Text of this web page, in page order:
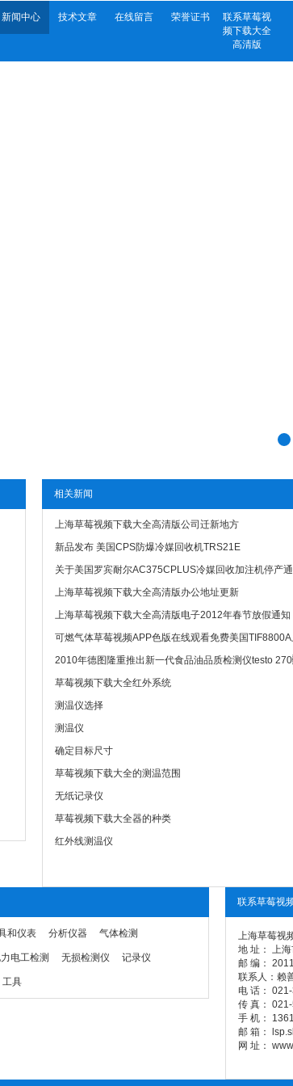
新闻中心 技术文章 在线留言 荣誉证书
联系草莓视
频下载大全
高清版
相关新闻
上海草莓视频下载大全高清版公司迁新地方
新品发布 美国CPS防爆冷媒回收机TRS21E
关于美国罗宾耐尔AC375CPLUS冷媒回收加注机停产
上海草莓视频下载大全高清版办公地址更新
上海草莓视频下载大全高清版电子2012年春节放假通知
可燃气体草莓视频APP色版在线观看免费美国
2010年德图隆重推出新一代食品油品质检测仪testo
草莓视频下载大全红外系统
测温仪选择
测温仪
确定目标尺寸
草莓视频下载大全的测温范围
无纸记录仪
草莓视频下载大全器的种类
红外线测温仪
和仪表 分析仪器 气体检测
电工检测 无损检测仪 记录仪
工具
联系草莓视
上海草莓视
地 址：
邮 编：
联系人：
电 话：
传 真：
手 机：
邮 箱：
网 址：